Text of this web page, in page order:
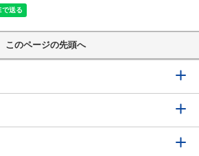
このページの先頭へ